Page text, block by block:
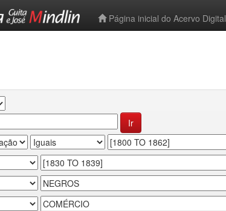
Página inicial do Acervo Digital